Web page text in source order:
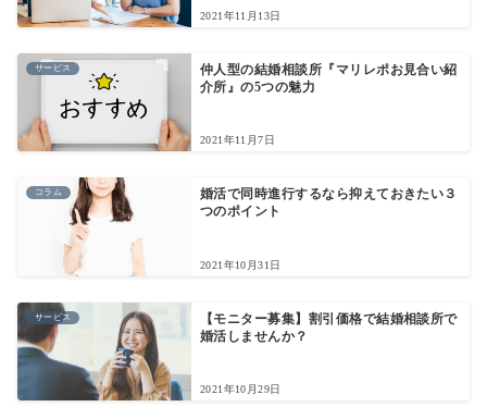
2021年11月13日
サービス
仲人型の結婚相談所『マリレポお見合い紹
介所』の5つの魅力
2021年11月7日
コラム
婚活で同時進行するなら抑えておきたい３
つのポイント
2021年10月31日
サービス
【モニター募集】割引価格で結婚相談所で
婚活しませんか？
2021年10月29日